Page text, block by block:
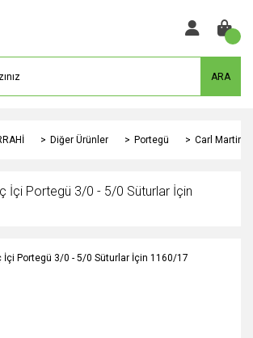
ARA
Diğer Ürünler Portegü Carl Martin
İçi Portegü 3/0 - 5/0 Süturlar İçin